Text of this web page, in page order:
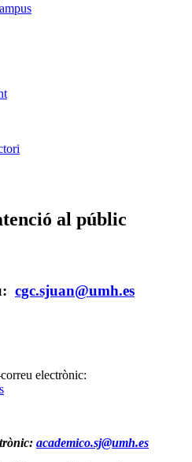
al públic
cgc.sjuan@umh.es
electrònic:
academico.sj@umh.es